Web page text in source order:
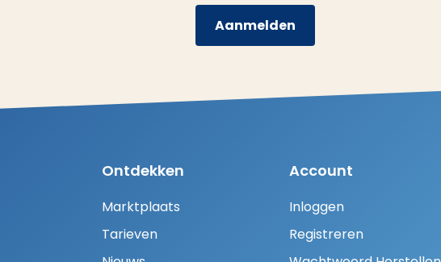
Aanmelden
Ontdekken
Marktplaats
Tarieven
Account
Inloggen
Registreren